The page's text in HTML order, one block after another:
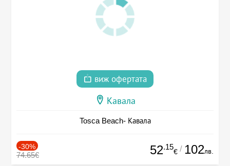
виж офертата
Кавала
Tosca Beach- Кавала
-30%
74.65€ 52.15
€ / 102лв.